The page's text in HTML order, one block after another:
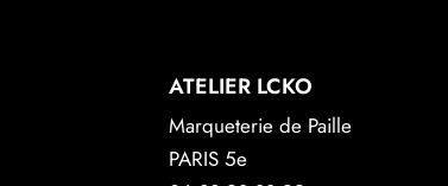
ATELIER LCKO
Marqueterie de Paille
PARIS 5e